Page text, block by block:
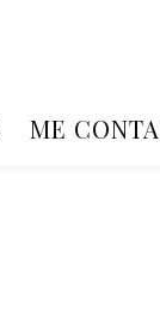
ME